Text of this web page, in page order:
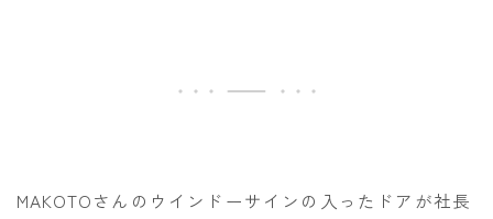
MAKOTOさんのウインドーサインの入ったドアが社長